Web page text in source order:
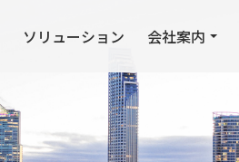
ソリューション 会社案内